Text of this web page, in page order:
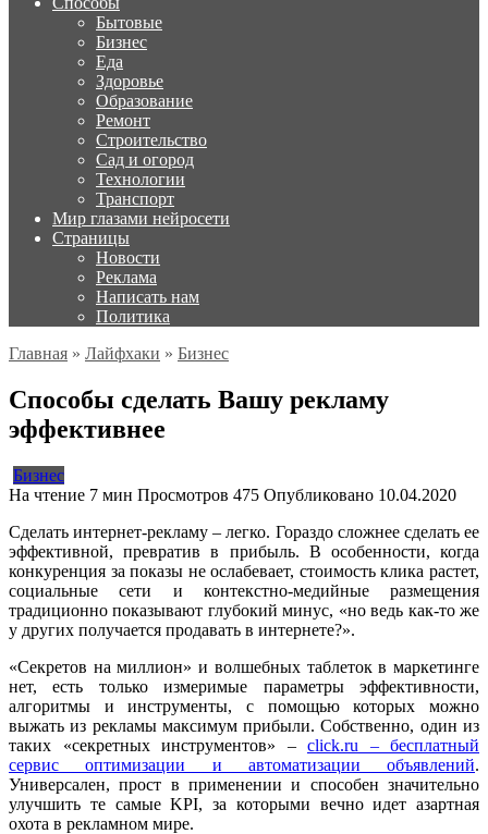
Бытовые
Бизнес
Еда
Здоровье
Образование
Ремонт
Строительство
Сад и огород
Технологии
Транспорт
Мир глазами нейросети
Страницы
Новости
Реклама
Написать нам
Политика
Главная » Лайфхаки » Бизнес
Способы сделать Вашу рекламу
эффективнее
Бизнес
На чтение 7 мин Просмотров 475 Опубликовано 10.04.2020
Сделать интернет-рекламу – легко. Гораздо сложнее сделать ее
эффективной, превратив в прибыль. В особенности, когда
конкуренция за показы не ослабевает, стоимость клика растет,
социальные сети и контекстно-медийные размещения
традиционно показывают глубокий минус, «но ведь как-то же
у других получается продавать в интернете?».
«Секретов на миллион» и волшебных таблеток в маркетинге
нет, есть только измеримые параметры эффективности,
алгоритмы и инструменты, с помощью которых можно
выжать из рекламы максимум прибыли. Собственно, один из
таких «секретных инструментов» – click.ru – бесплатный
сервис оптимизации и автоматизации объявлений.
Универсален, прост в применении и способен значительно
улучшить те самые KPI, за которыми вечно идет азартная
охота в рекламном мире.